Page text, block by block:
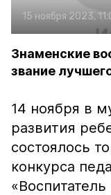
15 ноября 2023,
Знаменские
звание
14 ноября в
развития
состоялось
конкурса
«Воспитатель